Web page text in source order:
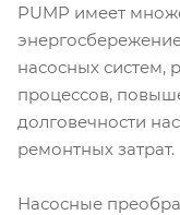
PUMP имеет
насосных систем,
процессов,
долговечности
ремонтных затрат.
Насосные